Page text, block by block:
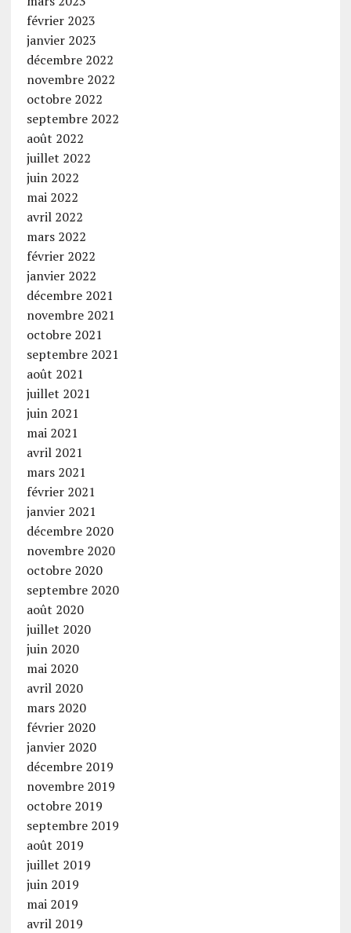
février 2023
janvier 2023
décembre 2022
novembre 2022
octobre 2022
septembre 2022
août 2022
juillet 2022
juin 2022
mai 2022
avril 2022
mars 2022
février 2022
janvier 2022
décembre 2021
novembre 2021
octobre 2021
septembre 2021
août 2021
juillet 2021
juin 2021
mai 2021
avril 2021
mars 2021
février 2021
janvier 2021
décembre 2020
novembre 2020
octobre 2020
septembre 2020
août 2020
juillet 2020
juin 2020
mai 2020
avril 2020
mars 2020
février 2020
janvier 2020
décembre 2019
novembre 2019
octobre 2019
septembre 2019
août 2019
juillet 2019
juin 2019
mai 2019
avril 2019